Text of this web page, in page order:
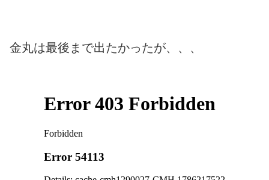
金丸は最後まで出たかったが、、、